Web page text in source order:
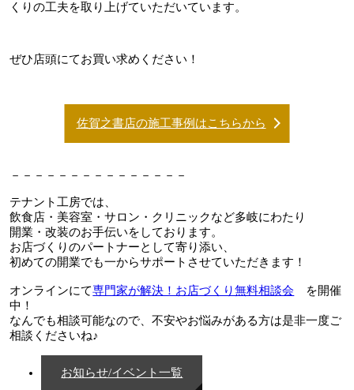
くりの工夫を取り上げていただいています。
ぜひ店頭にてお買い求めください！
佐賀之書店の施工事例はこちらから
－－－－－－－－－－－－－－－
テナント工房では、
飲食店・美容室・サロン・クリニックなど多岐にわたり
開業・改装のお手伝いをしております。
お店づくりのパートナーとして寄り添い、
初めての開業でも一からサポートさせていただきます！
オンラインにて専門家が解決！お店づくり無料相談会 を開催
中！
なんでも相談可能なので、不安やお悩みがある方は是非一度ご
相談くださいね♪
お知らせ/イベント一覧